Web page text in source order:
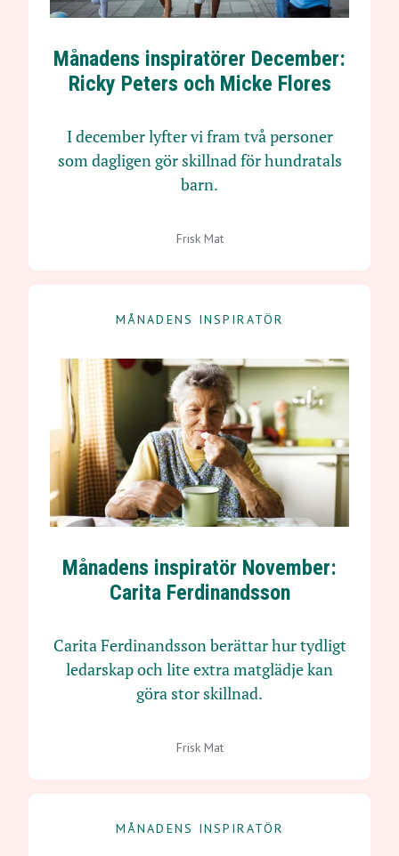
Månadens inspiratörer December:
Ricky Peters och Micke Flores
I december lyfter vi fram två personer
som dagligen gör skillnad för hundratals
barn.
Frisk Mat
MÅNADENS INSPIRATÖR
Månadens inspiratör November:
Carita Ferdinandsson
Carita Ferdinandsson berättar hur tydligt
ledarskap och lite extra matglädje kan
göra stor skillnad.
Frisk Mat
MÅNADENS INSPIRATÖR